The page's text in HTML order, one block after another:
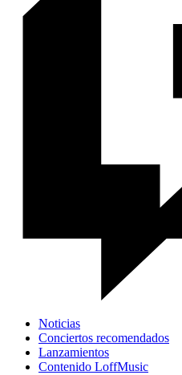
Noticias
Conciertos recomendados
Lanzamientos
Contenido LoffMusic